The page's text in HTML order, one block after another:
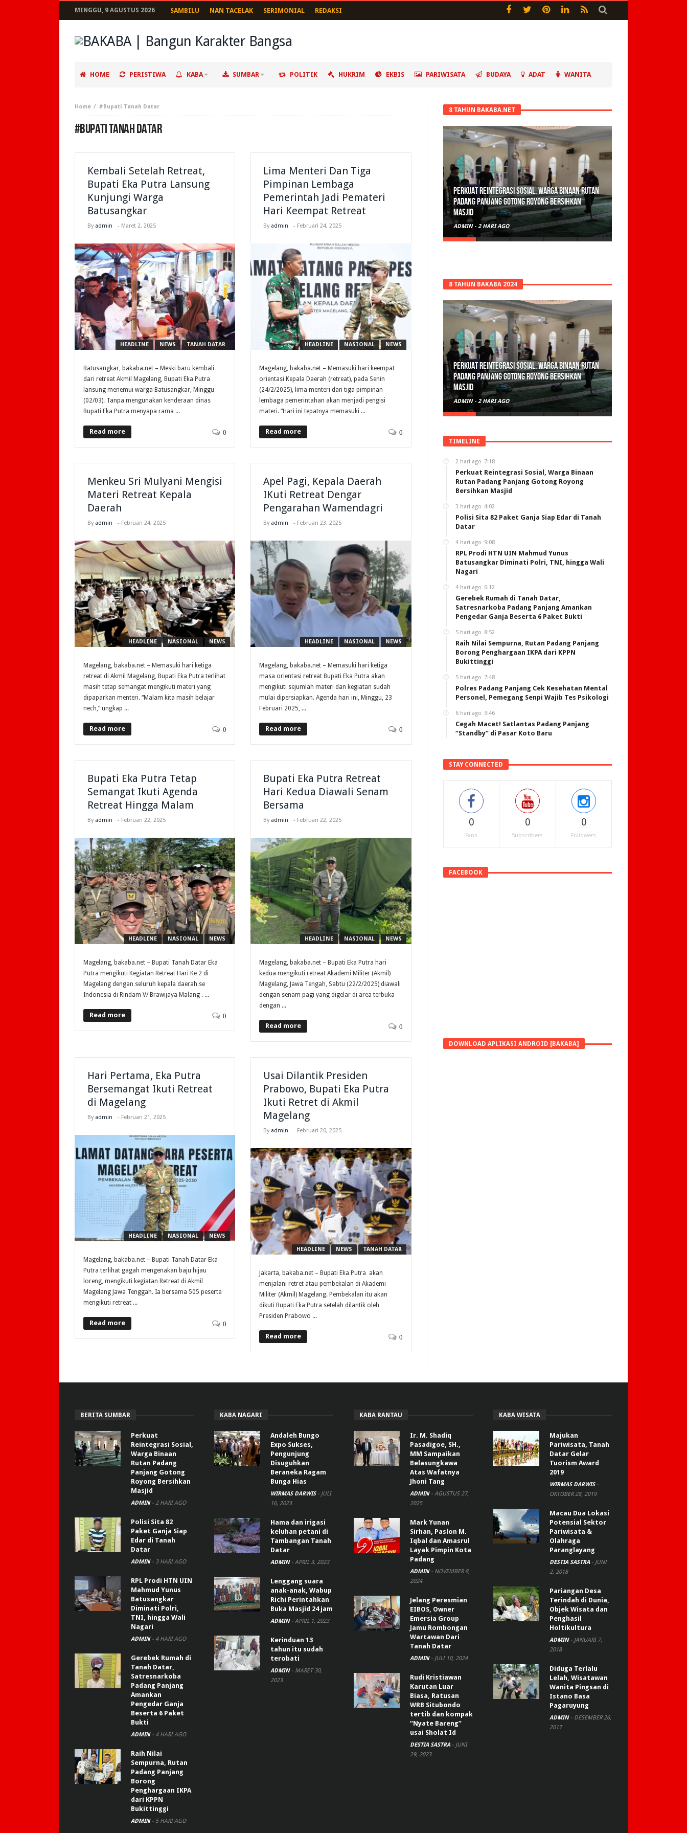
MINGGU, 9 AGUSTUS 2026 SAMBILU NAN TACELAK SERIMONIAL REDAKSI
HOME PERISTIWA KABA SUMBAR POLITIK HUKRIM EKBIS PARIWISATA BUDAYA ADAT WANITA
Home #Bupati Tanah Datar
#BUPATI TANAH DATAR
Kembali Setelah Retreat,
Bupati Eka Putra Lansung
Kunjungi Warga
Batusangkar
By admin - Maret 2, 2025
HEADLINE NEWS TANAH DATAR
Batusangkar, bakaba.net – Meski baru kembali
dari retreat Akmil Magelang, Bupati Eka Putra
lansung menemui warga Batusangkar, Minggu
(02/03). Tanpa mengunakan kenderaan dinas
Bupati Eka Putra menyapa rama ...
Read more 0
Lima Menteri Dan Tiga
Pimpinan Lembaga
Pemerintah Jadi Pemateri
Hari Keempat Retreat
By admin - Februari 24, 2025
HEADLINE NASIONAL NEWS
Magelang, bakaba.net – Memasuki hari keempat
orientasi Kepala Daerah (retreat), pada Senin
(24/2/2025), lima menteri dan tiga pimpinan
lembaga pemerintahan akan menjadi pengisi
materi. “Hari ini tepatnya memasuki ...
Read more 0
Menkeu Sri Mulyani Mengisi
Materi Retreat Kepala
Daerah
By admin - Februari 24, 2025
HEADLINE NASIONAL NEWS
Magelang, bakaba.net – Memasuki hari ketiga
retreat di Akmil Magelang, Bupati Eka Putra terlihat
masih tetap semangat mengikuti materi yang
dipaparkan menteri. “Malam kita masih belajar
nech,” ungkap ...
Read more 0
Apel Pagi, Kepala Daerah
IKuti Retreat Dengar
Pengarahan Wamendagri
By admin - Februari 23, 2025
HEADLINE NASIONAL NEWS
Magelang, bakaba.net – Memasuki hari ketiga
masa orientasi retreat Bupati Eka Putra akan
mengikuti sejumlah materi dan kegiatan sudah
mulai dipersiapkan. Agenda hari ini, Minggu, 23
Februari 2025, ...
Read more 0
Bupati Eka Putra Tetap
Semangat Ikuti Agenda
Retreat Hingga Malam
By admin - Februari 22, 2025
HEADLINE NASIONAL NEWS
Magelang, bakaba.net – Bupati Tanah Datar Eka
Putra mengikuti Kegiatan Retreat Hari Ke 2 di
Magelang dengan seluruh kepala daerah se
Indonesia di Rindam V/ Brawijaya Malang . ...
Read more 0
Bupati Eka Putra Retreat
Hari Kedua Diawali Senam
Bersama
By admin - Februari 22, 2025
HEADLINE NASIONAL NEWS
Magelang, bakaba.net – Bupati Eka Putra hari
kedua mengikuti retreat Akademi Militer (Akmil)
Magelang, Jawa Tengah, Sabtu (22/2/2025) diawali
dengan senam pagi yang digelar di area terbuka
dengan ...
Read more 0
Hari Pertama, Eka Putra
Bersemangat Ikuti Retreat
di Magelang
By admin - Februari 21, 2025
HEADLINE NASIONAL NEWS
Magelang, bakaba.net – Bupati Tanah Datar Eka
Putra terlihat gagah mengenakan baju hijau
loreng, mengikuti kegiatan Retreat di Akmil
Magelang Jawa Tenggah. Ia bersama 505 peserta
mengikuti retreat ...
Read more 0
Usai Dilantik Presiden
Prabowo, Bupati Eka Putra
Ikuti Retret di Akmil
Magelang
By admin - Februari 20, 2025
HEADLINE NEWS TANAH DATAR
Jakarta, bakaba.net – Bupati Eka Putra akan
menjalani retret atau pembekalan di Akademi
Militer (Akmil) Magelang. Pembekalan itu akan
dikuti Bupati Eka Putra setelah dilantik oleh
Presiden Prabowo ...
Read more 0
8 TAHUN BAKABA.NET
Polisi Sita 82 Paket Ganja Siap Edar di Tanah
Datar
ADMIN - 3 HARI AGO
8 TAHUN BAKABA 2024
Polisi Sita 82 Paket Ganja Siap Edar di Tanah
Datar
ADMIN - 3 HARI AGO
TIMELINE
2 hari ago 7:18
Perkuat Reintegrasi Sosial, Warga Binaan
Rutan Padang Panjang Gotong Royong
Bersihkan Masjid
3 hari ago 4:02
Polisi Sita 82 Paket Ganja Siap Edar di Tanah
Datar
4 hari ago 9:08
RPL Prodi HTN UIN Mahmud Yunus
Batusangkar Diminati Polri, TNI, hingga Wali
Nagari
4 hari ago 6:12
Gerebek Rumah di Tanah Datar,
Satresnarkoba Padang Panjang Amankan
Pengedar Ganja Beserta 6 Paket Bukti
5 hari ago 8:52
Raih Nilai Sempurna, Rutan Padang Panjang
Borong Penghargaan IKPA dari KPPN
Bukittinggi
5 hari ago 7:48
Polres Padang Panjang Cek Kesehatan Mental
Personel, Pemegang Senpi Wajib Tes Psikologi
6 hari ago 3:46
Cegah Macet! Satlantas Padang Panjang
“Standby” di Pasar Koto Baru
STAY CONNECTED
0
Fans
0
Subscribers
0
Followers
FACEBOOK
DOWNLOAD APLIKASI ANDROID [BAKABA]
BERITA SUMBAR
Perkuat
Reintegrasi Sosial,
Warga Binaan
Rutan Padang
Panjang Gotong
Royong Bersihkan
Masjid
ADMIN - 2 HARI AGO
Polisi Sita 82
Paket Ganja Siap
Edar di Tanah
Datar
ADMIN - 3 HARI AGO
RPL Prodi HTN UIN
Mahmud Yunus
Batusangkar
Diminati Polri,
TNI, hingga Wali
Nagari
ADMIN - 4 HARI AGO
Gerebek Rumah di
Tanah Datar,
Satresnarkoba
Padang Panjang
Amankan
Pengedar Ganja
Beserta 6 Paket
Bukti
ADMIN - 4 HARI AGO
Raih Nilai
Sempurna, Rutan
Padang Panjang
Borong
Penghargaan IKPA
dari KPPN
Bukittinggi
ADMIN - 5 HARI AGO
KABA NAGARI
Andaleh Bungo
Expo Sukses,
Pengunjung
Disuguhkan
Beraneka Ragam
Bunga Hias
WIRMAS DARWIS - JULI
16, 2023
Hama dan irigasi
keluhan petani di
Tambangan Tanah
Datar
ADMIN - APRIL 3, 2023
Lenggang suara
anak-anak, Wabup
Richi Perintahkan
Buka Masjid 24 jam
ADMIN - APRIL 1, 2023
Kerinduan 13
tahun itu sudah
terobati
ADMIN - MARET 30,
2023
KABA RANTAU
Ir. M. Shadiq
Pasadigoe, SH.,
MM Sampaikan
Belasungkawa
Atas Wafatnya
Jhoni Tang
ADMIN - AGUSTUS 27,
2025
Mark Yunan
Sirhan, Paslon M.
Iqbal dan Amasrul
Layak Pimpin Kota
Padang
ADMIN - NOVEMBER 8,
2024
Jelang Peresmian
EIBOS, Owner
Emersia Group
Jamu Rombongan
Wartawan Dari
Tanah Datar
ADMIN - JULI 10, 2024
Rudi Kristiawan
Karutan Luar
Biasa, Ratusan
WRB Situbondo
tertib dan kompak
“Nyate Bareng”
usai Sholat Id
DESTIA SASTRA - JUNI
29, 2023
KABA WISATA
Majukan
Pariwisata, Tanah
Datar Gelar
Tuorism Award
2019
WIRMAS DARWIS -
OKTOBER 28, 2019
Macau Dua Lokasi
Potensial Sektor
Pariwisata &
Olahraga
Paranglayang
DESTIA SASTRA - JUNI
2, 2018
Pariangan Desa
Terindah di Dunia,
Objek Wisata dan
Penghasil
Holtikultura
ADMIN - JANUARI 7,
2018
Diduga Terlalu
Lelah, Wisatawan
Wanita Pingsan di
Istano Basa
Pagaruyung
ADMIN - DESEMBER 26,
2017